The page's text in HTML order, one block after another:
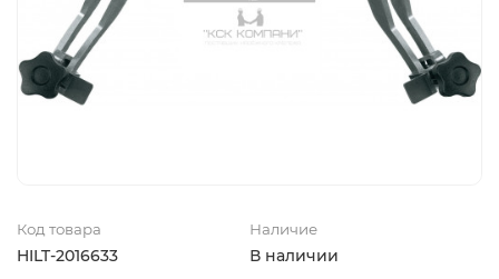
Код товара
HILT-2016633
Наличие
В наличии